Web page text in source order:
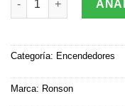
Categoría: Encendedores
Marca: Ronson